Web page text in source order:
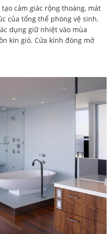
cảm giác rộng thoáng, mát
của tổng thể phòng vệ sinh.
dụng giữ nhiệt vào mùa
kín gió. Cửa kính đóng mở